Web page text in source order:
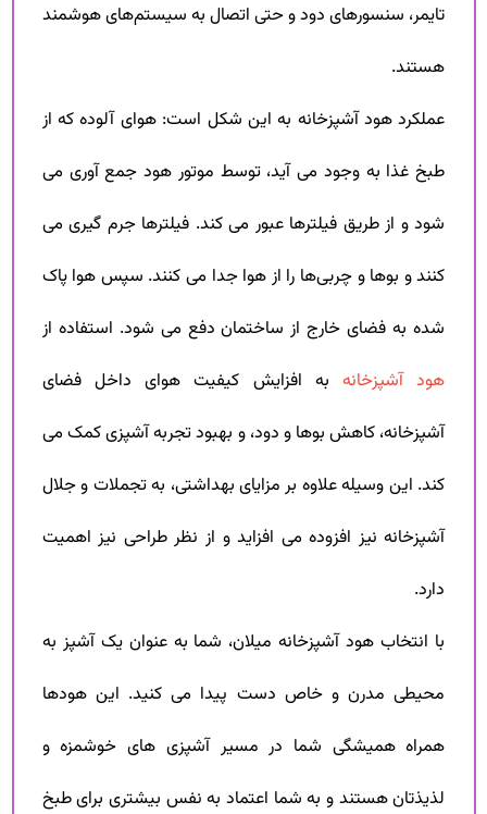
تایمر، سنسورهای دود و حتی اتصال به سیستم‌های هوشمند
هستند.
عملکرد هود آشپزخانه به این شکل است: هوای آلوده که از
طبخ غذا به وجود می آید، توسط موتور هود جمع آوری می
شود و از طریق فیلترها عبور می کند. فیلترها جرم گیری می
کنند و بوها و چربی‌ها را از هوا جدا می کنند. سپس هوا پاک
شده به فضای خارج از ساختمان دفع می شود. استفاده از
هود آشپزخانهبه افزایش کیفیت هوای داخل فضای
آشپزخانه، کاهش بوها و دود، و بهبود تجربه آشپزی کمک می
کند. این وسیله علاوه بر مزایای بهداشتی، به تجملات و جلال
آشپزخانه نیز افزوده می افزاید و از نظر طراحی نیز اهمیت
دارد.
با انتخاب هود آشپزخانه میلان، شما به عنوان یک آشپز به
محیطی مدرن و خاص دست پیدا می کنید. این هود‌ها
همراه همیشگی شما در مسیر آشپزی های خوشمزه و
لذیذتان هستند و به شما اعتماد به نفس بیشتری برای طبخ